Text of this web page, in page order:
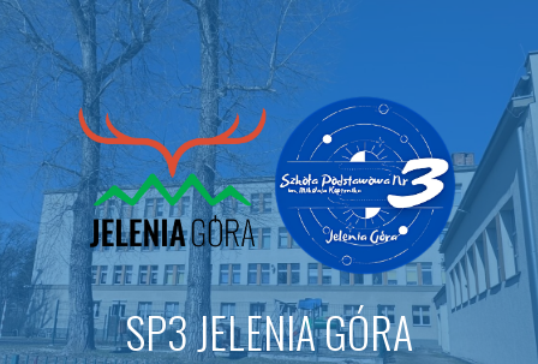
Skip
to
content
SP3 JELENIA GÓRA